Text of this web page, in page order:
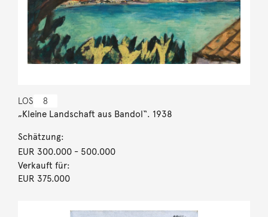
LOS 8
„Kleine Landschaft aus Bandol“. 1938
Schätzung:
EUR 300.000- 500.000
Verkauft für:
EUR 375.000